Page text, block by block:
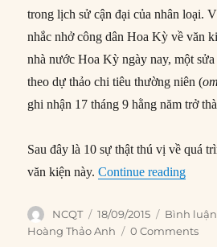
trong lịch sử cận đại của nhân loại.
nhắc nhở công dân Hoa Kỳ về văn
nhà nước Hoa Kỳ ngày nay, một
theo dự thảo chi tiêu thường niên (
ghi nhận 17 tháng 9 hằng năm trở
Sau đây là 10 sự thật thú vị về quá
văn kiện này.Continue reading“10
Author
NCQT
Posted
on
18/09/2015 Categories
Bình luận
Hoàng Thảo Anh
0 Comments